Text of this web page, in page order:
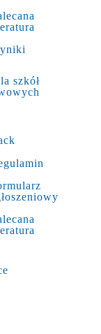
szkół